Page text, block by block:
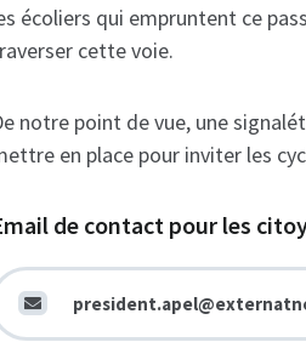
écoliers qui empruntent ce
cette voie.
notre point de vue, une
en place pour inviter les
de contact pour les